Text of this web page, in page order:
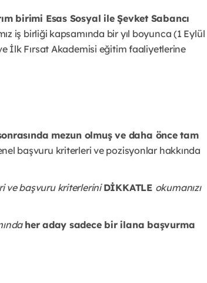
birimi Esas Sosyal ile Şevket Sabancı
iş birliği kapsamında bir yıl boyunca (1 Eylül
İlk Fırsat Akademisi eğitim faaliyetlerine
mezun olmuş ve daha önce tam
başvuru kriterleri ve pozisyonlar hakkında
ve başvuru kriterlerini DİKKATLE okumanızı
her aday sadece bir ilana başvurma